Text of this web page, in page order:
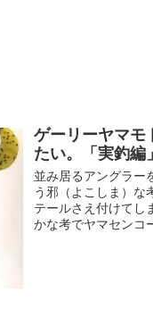
ゲーリーヤマ
たい。「実釣編」
並み居るアングラー
う邪（よこしま）な
テールさえ付けてし
かな考でヤマセンコ